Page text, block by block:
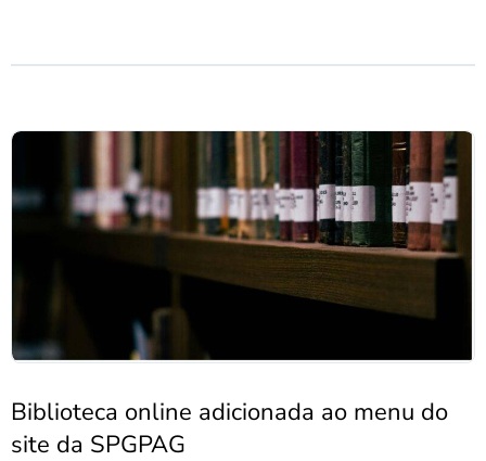
Biblioteca online adicionada ao menu do
site da SPGPAG